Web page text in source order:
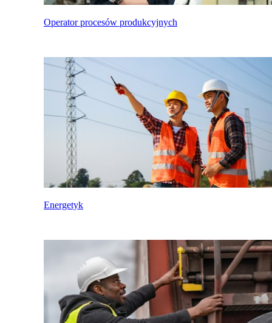
Operator procesów produkcyjnych
Energetyk